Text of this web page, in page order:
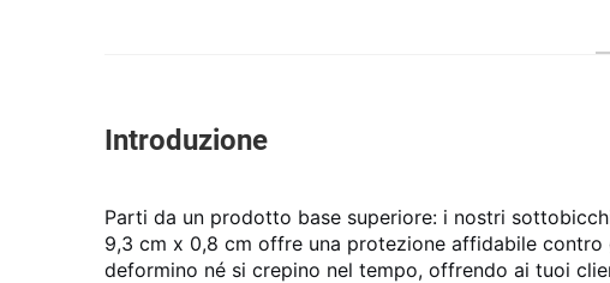
Introduzione
Parti da un prodotto base superiore: i nostri
9,3 cm x 0,8 cm offre una protezione affidabile contro
deformino né si crepino nel tempo, offrendo ai tuoi